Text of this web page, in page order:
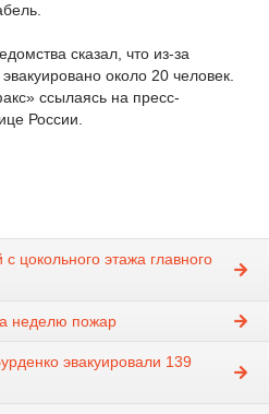
сказал, что из-за
около 20 человек.
ссылаясь на пресс-
России.
цокольного этажа главного
неделю пожар
эвакуировали 139